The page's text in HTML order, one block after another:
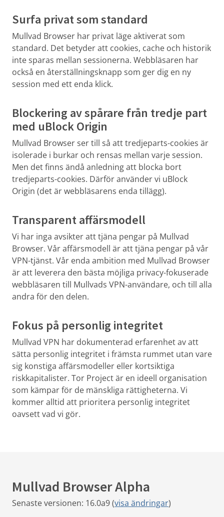
Surfa privat som standard
Mullvad Browser har privat läge aktiverat som
standard. Det betyder att cookies, cache och historik
inte sparas mellan sessionerna. Webbläsaren har
också en återställningsknapp som ger dig en ny
session med ett enda klick.
Blockering av spårare från tredje part
med uBlock Origin
Mullvad Browser ser till så att tredjeparts-cookies är
isolerade i burkar och rensas mellan varje session.
Men det finns ändå anledning att blocka bort
tredjeparts-cookies. Därför använder vi uBlock
Origin (det är webbläsarens enda tillägg).
Transparent affärsmodell
Vi har inga avsikter att tjäna pengar på Mullvad
Browser. Vår affärsmodell är att tjäna pengar på vår
VPN-tjänst. Vår enda ambition med Mullvad Browser
är att leverera den bästa möjliga privacy-fokuserade
webbläsaren till Mullvads VPN-användare, och till alla
andra för den delen.
Fokus på personlig integritet
Mullvad VPN har dokumenterad erfarenhet av att
sätta personlig integritet i främsta rummet utan vare
sig konstiga affärsmodeller eller kortsiktiga
riskkapitalister. Tor Project är en ideell organisation
som kämpar för de mänskliga rättigheterna. Vi
kommer alltid att prioritera personlig integritet
oavsett vad vi gör.
Mullvad Browser Alpha
Senaste versionen: 16.0a9 (visa ändringar)